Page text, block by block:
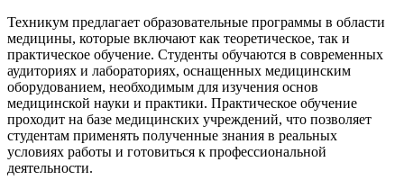
Техникум предлагает образовательные программы в области
медицины, которые включают как теоретическое, так и
практическое обучение. Студенты обучаются в современных
аудиториях и лабораториях, оснащенных медицинским
оборудованием, необходимым для изучения основ
медицинской науки и практики. Практическое обучение
проходит на базе медицинских учреждений, что позволяет
студентам применять полученные знания в реальных
условиях работы и готовиться к профессиональной
деятельности.